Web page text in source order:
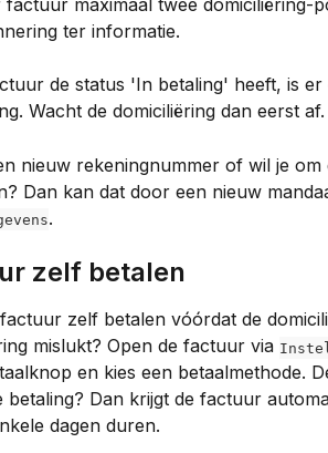
ter informatie.
de status 'In betaling' heeft, is
Wacht de domiciliëring dan eerst af.
nieuw rekeningnummer of wil je
Dan kan dat door een nieuw
.
zelf betalen
zelf betalen vóórdat de
mislukt? Open de factuur via
en kies een betaalmethode.
betaling? Dan krijgt de factuur
dagen duren.